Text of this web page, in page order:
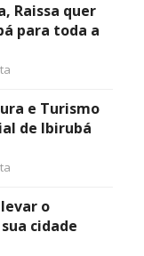
Raissa quer
para toda a
e Turismo
de Ibirubá
o
cidade